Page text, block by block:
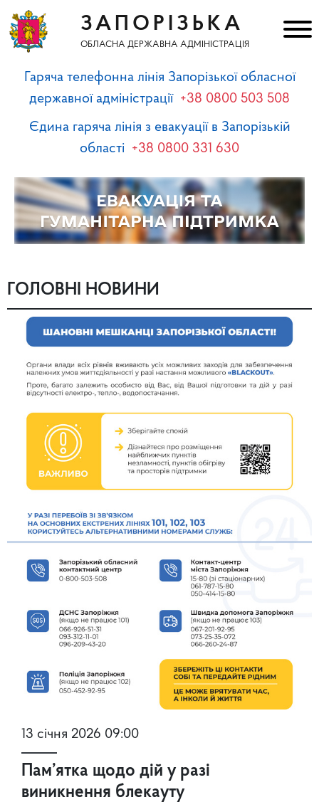
ЗАПОРІЗЬКА
ОБЛАСНА ДЕРЖАВНА АДМІНІСТРАЦІЯ
Гаряча телефонна лінія Запорізької обласної
державної адміністрації +38 0800 503 508
Єдина гаряча лінія з евакуації в Запорізькій
області +38 0800 331 630
ГОЛОВНІ НОВИНИ
13 січня 2026 09:00
Пам’ятка щодо дій у разі
виникнення блекауту